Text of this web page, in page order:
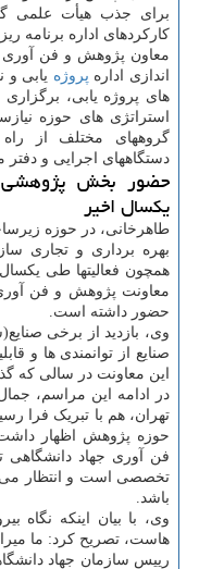
برای جذب هیأت علمی
کارکردهای اداره برنامه
معاون پژوهش و فن آوری
اندازی اداره پروژه یابی و
های پروژه یابی،
استراتژی های حوزه
گروههای مختلف از
دستگاههای اجرایی و دفتر
یکسال اخیر
طاهرخانی، در حوزه
بهره برداری و تجاری
همچون فعالیتها طی
حضور داشته است.
وی، بازدید از برخی
صنایع از توانمندی ها و
این معاونت در سالی که
در ادامه این مراسم،
تهران، هم با تبریک فرا
حوزه پژوهش اظهار
فن آوری جهاد دانشگاهی
تخصصی است و انتظار می
باشد.
وی، با بیان اینکه نگاه
هاست، تصریح کرد: ما
رییس سازمان جهاد